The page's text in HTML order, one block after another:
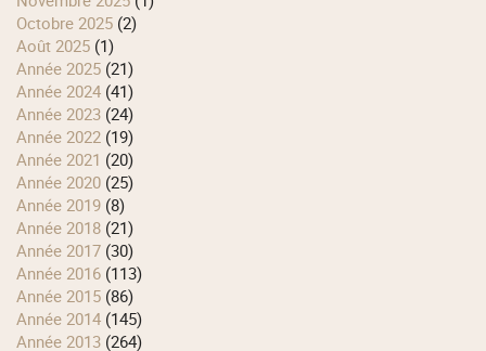
octobre 2025 (2)
août 2025 (1)
année 2025 (21)
année 2024 (41)
année 2023 (24)
année 2022 (19)
année 2021 (20)
année 2020 (25)
année 2019 (8)
année 2018 (21)
année 2017 (30)
année 2016 (113)
année 2015 (86)
année 2014 (145)
année 2013 (264)